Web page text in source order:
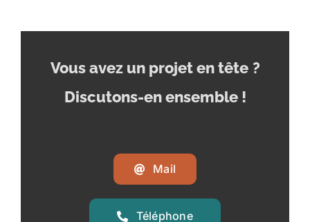
Vous avez un projet en tête ?
Discutons-en ensemble !
Mail
Téléphone